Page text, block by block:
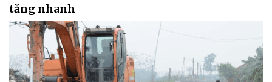
tăng nhanh